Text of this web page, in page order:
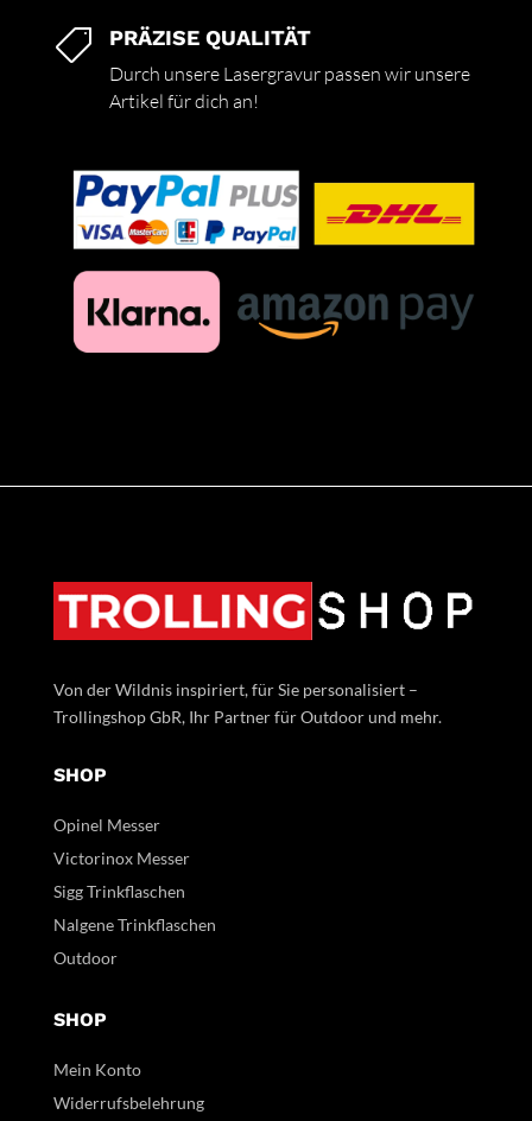
 PRÄZISE QUALITÄT
Durch unsere Lasergravur passen wir unsere
Artikel für dich an!
Von der Wildnis inspiriert, für Sie personalisiert –
Trollingshop GbR, Ihr Partner für Outdoor und mehr.
SHOP
Opinel Messer
Victorinox Messer
Sigg Trinkflaschen
Nalgene Trinkflaschen
Outdoor
SHOP
Mein Konto
Widerrufsbelehrung